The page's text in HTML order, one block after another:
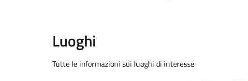
Luoghi
Tutte le informazioni sui luoghi di interesse